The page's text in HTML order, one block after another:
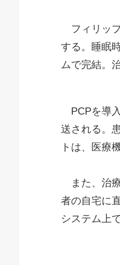
フィリッ
する。睡眠
ムで完結。
PCPを導
送される。
トは、医療
また、治
者の自宅に
システム上